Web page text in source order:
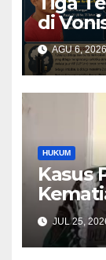
di
Batam
AGU 6,
HUKUM
Kasus
Jadi
JUL 25,